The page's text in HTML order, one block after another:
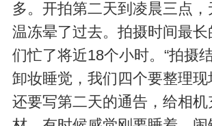
多。开拍第二天到凌晨三点
温冻晕了过去。拍摄时间最
们忙了将近18个小时。“拍摄
卸妆睡觉，我们四个要整理现
还要写第二天的通告，给相机